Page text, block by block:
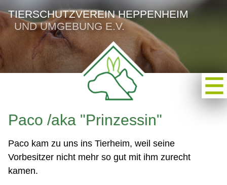
TIERSCHUTZVEREIN HEPPENHEIM
UND UMGEBUNG E.V.
Paco /aka "Prinzessin"
Paco kam zu uns ins Tierheim, weil seine
Vorbesitzer nicht mehr so gut mit ihm zurecht
kamen.